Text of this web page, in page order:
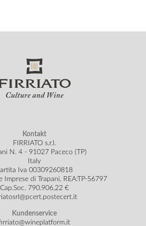
Kontakt
FIRRIATO s.r.l.
N. 4 - 91027 Paceco (TP)
Italy
Iva 00309260818
Imprese di Trapani, REA:TP-56797
Cap.Soc. 790.906,22 €
Kundenservice